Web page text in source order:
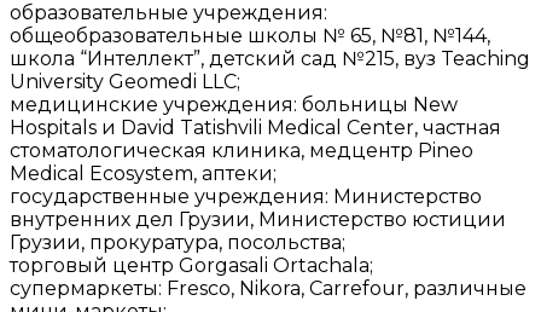
образовательные учреждения:
общеобразовательные школы № 65, №81, №144,
школа “Интеллект”, детский сад №215, вуз Teaching
University Geomedi LLC;
медицинские учреждения: больницы New
Hospitals и David Tatishvili Medical Center, частная
стоматологическая клиника, медцентр Pineo
Medical Ecosystem, аптеки;
государственные учреждения: Министерство
внутренних дел Грузии, Министерство юстиции
Грузии, прокуратура, посольства;
торговый центр Gorgasali Ortachala;
супермаркеты: Fresco, Nikora, Carrefour, различные